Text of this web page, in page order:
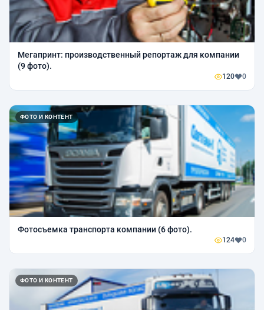
Мегапринт: производственный репортаж для компании
(9 фото).
120 0
ФОТО И КОНТЕНТ
Фотосъемка транспорта компании (6 фото).
124 0
ФОТО И КОНТЕНТ